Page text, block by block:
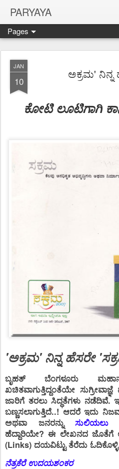
PARYAYA
Pages
JAN
10
ಅಕ್ರಮ' ನಿನ್ನ
ಕೋಟಿ ಲೂಟಿಗಾಗಿ
'ಅಕ್ರಮ' ನಿನ್ನ ಹೆಸರೇ
ಬೃಹತ್ ಬೆಂಗಳೂರು
ಖಚಿತವಾಗುತ್ತಿದ್ದಂತೆಯೇ
ಜಾರಿಗೆ ತರಲು ಸಿದ್ಧತೆಗಳು ನಡೆದಿವೆ.
ಬಣ್ಣಸಲಾಗುತ್ತಿದೆ..! ಆದರೆ ಇದು
ಅಥವಾ ಜನರನ್ನು
ಸುಲಿಯಲು
ಹೆದ್ದಾರಿಯೇ? ಈ ಲೇಖನದ ಜೊತೆಗೆ
(Links) ದಯವಿಟ್ಟು ತೆರೆದು
ನೆತ್ರಕೆರೆ ಉದಯಶಂಕರ